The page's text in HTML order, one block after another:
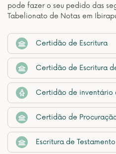
pode fazer o seu pedido das
Tabelionato de Notas em
Certidão de Escritura
Certidão de Escritura
Certidão de inventário
Certidão de
Escritura de Testamento